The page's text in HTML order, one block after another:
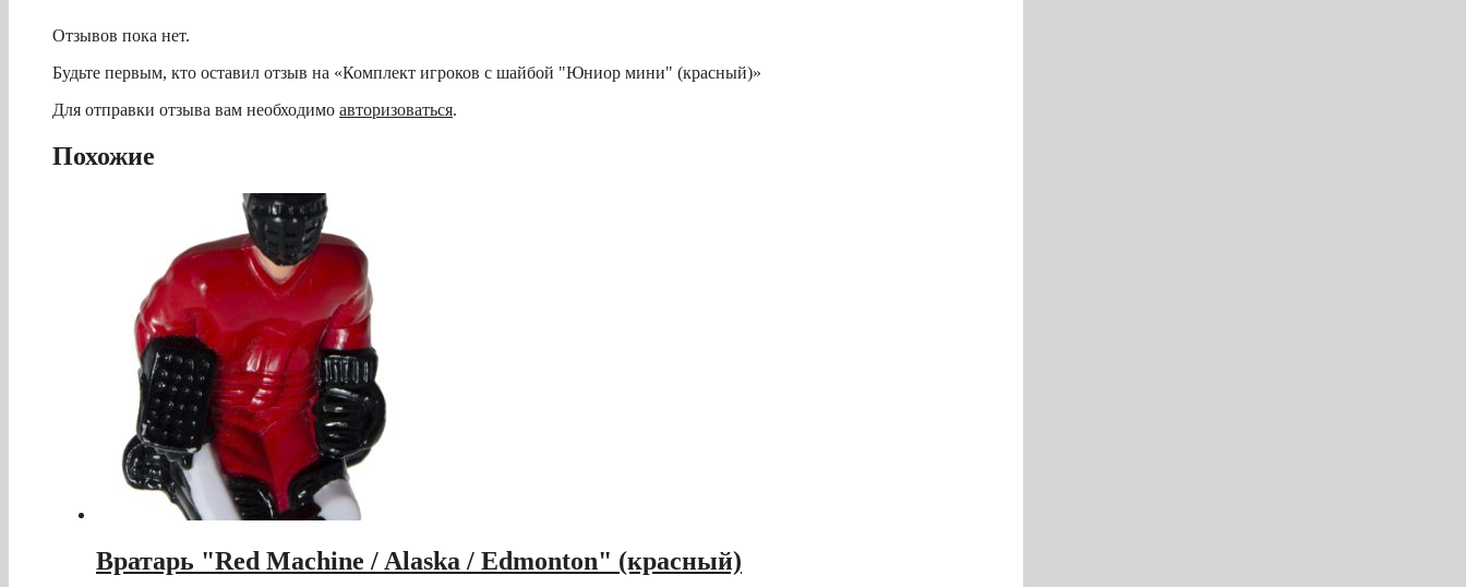
Отзывов пока нет.
Будьте первым, кто оставил отзыв на «Комплект игроков с шайбой "Юниор мини" (красный)»
Для отправки отзыва вам необходимо авторизоваться.
Похожие
Вратарь "Red Machine / Alaska / Edmonton" (красный)